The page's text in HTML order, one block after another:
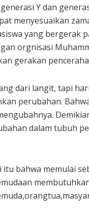
Y dan
menyesuaikan
yang bergerak
orgnisasi
gerakan
dari langit, tapi
perubahan.
dalam tubuh
bahwa memulai